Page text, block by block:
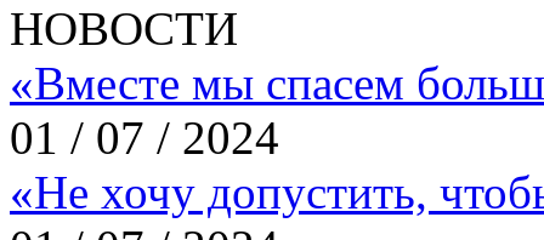
НОВОСТИ
«Вместе мы спасем
01 / 07 / 2024
«Не хочу допустить,